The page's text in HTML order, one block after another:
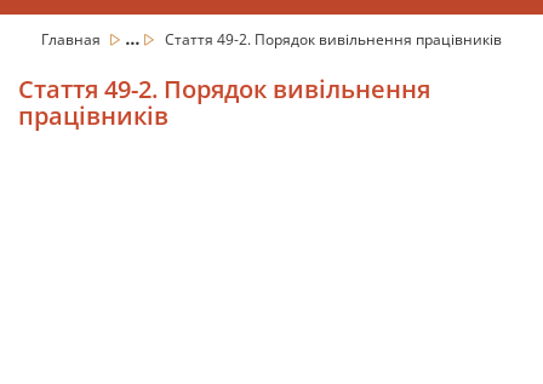
Главная ... Стаття 49-2. Порядок вивільнення працівників
Стаття 49-2. Порядок вивільнення
працівників